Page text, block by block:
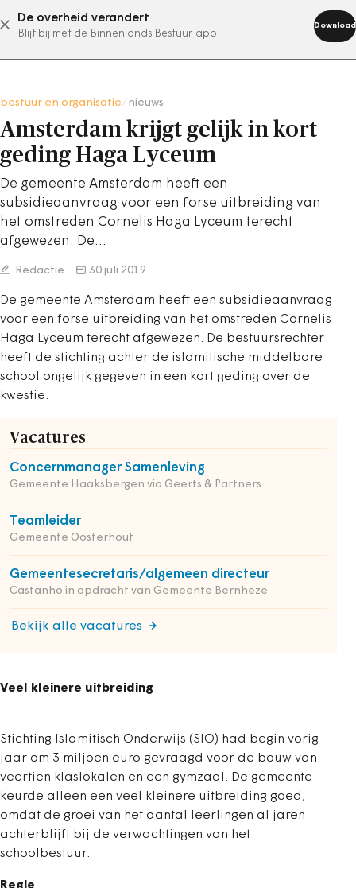
De overheid verandert
Blijf bij met de Binnenlands Bestuur app
Download
abonneer nu
bestuur en organisatie nieuws
Amsterdam krijgt gelijk in kort
geding Haga Lyceum
De gemeente Amsterdam heeft een
subsidieaanvraag voor een forse uitbreiding van
het omstreden Cornelis Haga Lyceum terecht
afgewezen. De…
Redactie 30 juli 2019
De gemeente Amsterdam heeft een subsidieaanvraag
voor een forse uitbreiding van het omstreden Cornelis
Haga Lyceum terecht afgewezen. De bestuursrechter
heeft de stichting achter de islamitische middelbare
school ongelijk gegeven in een kort geding over de
kwestie.
Vacatures
Concernmanager Samenleving
Gemeente Haaksbergen via Geerts & Partners
Teamleider
Gemeente Oosterhout
Gemeentesecretaris/algemeen directeur
Castanho in opdracht van Gemeente Bernheze
Bekijk alle vacatures
Veel kleinere uitbreiding
Stichting Islamitisch Onderwijs (SIO) had begin vorig
jaar om 3 miljoen euro gevraagd voor de bouw van
veertien klaslokalen en een gymzaal. De gemeente
keurde alleen een veel kleinere uitbreiding goed,
omdat de groei van het aantal leerlingen al jaren
achterblijft bij de verwachtingen van het
schoolbestuur.